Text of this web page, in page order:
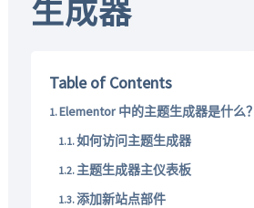
生成器
Table of Contents
Elementor 中的主题生成器是什么？
如何访问主题生成器
主题生成器主仪表板
添加新站点部件